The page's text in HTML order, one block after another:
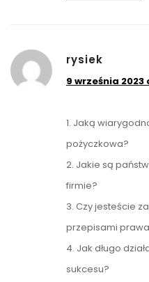
rysiek
9 września 2023
1. Jaką
pożyczkowa?
2. Jakie są
firmie?
3. Czy jesteście
przepisami
4. Jak długo
sukcesu?